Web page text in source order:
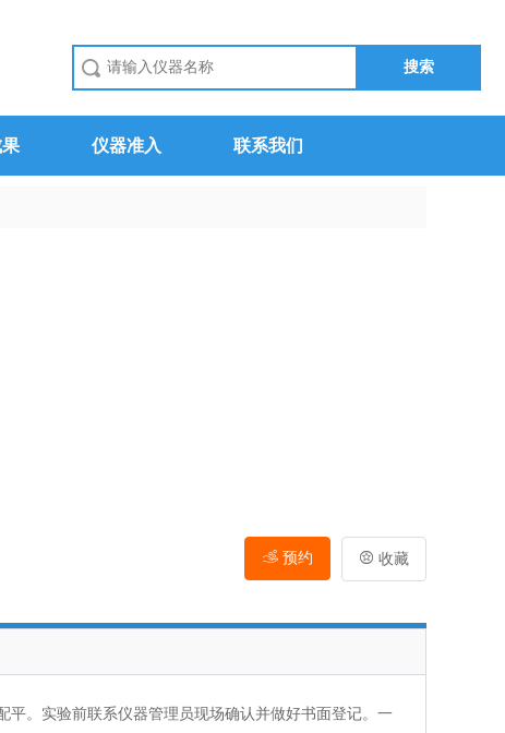
仪器准入 联系我们
 收藏
预约
。实验前联系仪器管理员现场确认并做好书面登记。一